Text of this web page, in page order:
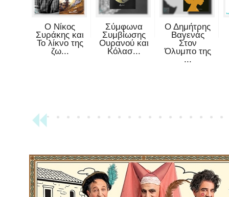
Ο Νίκος
Συράκης και
Το λίκνο της
ζω...
Σύμφωνα
Συμβίωσης
Ουρανού και
Κόλασ...
Ο Δημήτρης
Βαγενάς
Στον
Όλυμπο της
...